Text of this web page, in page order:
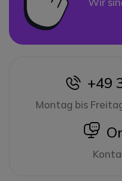
icon
+49
Montag bis